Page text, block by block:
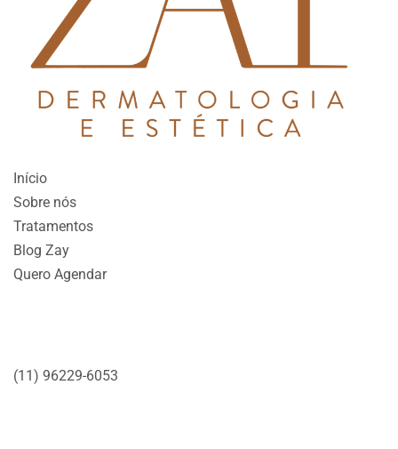
Início
Sobre nós
Tratamentos
Blog Zay
Quero Agendar
(11) 96229-6053